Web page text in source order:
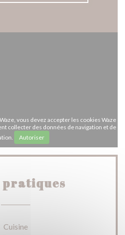
vous devez accepter les cookies Waze
collecter des données de navigation et de
Autoriser
Cuisine